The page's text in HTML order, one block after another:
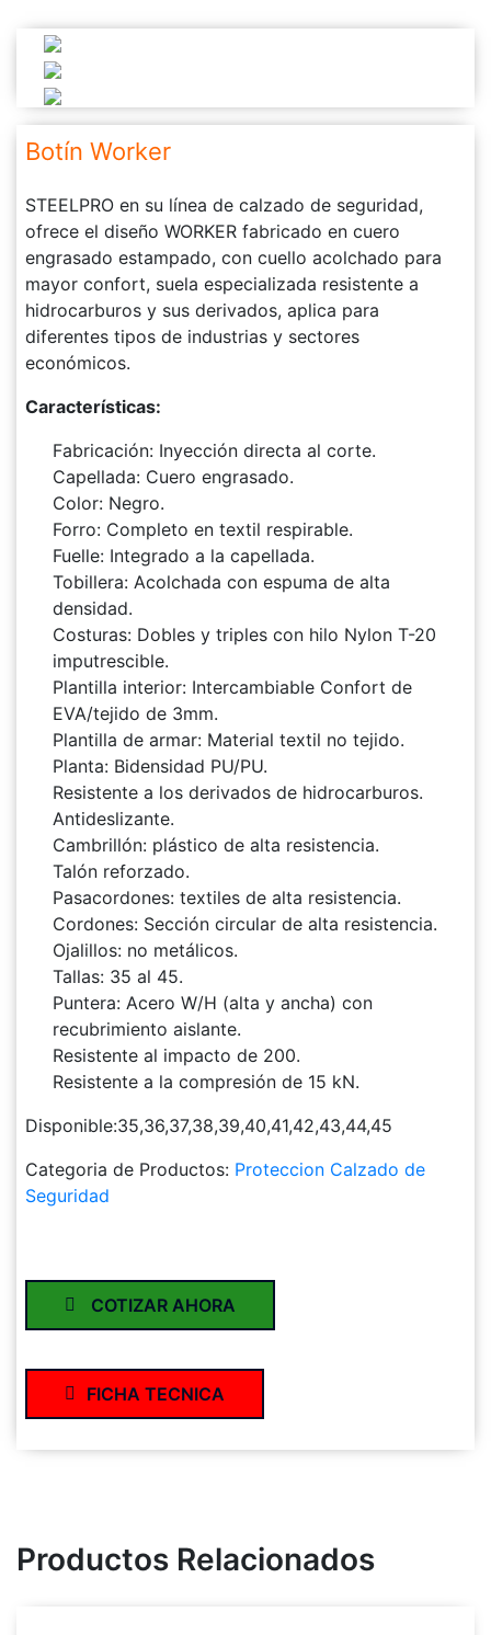
Botín Worker
STEELPRO en su línea de calzado de seguridad,
ofrece el diseño WORKER fabricado en cuero
engrasado estampado, con cuello acolchado para
mayor confort, suela especializada resistente a
hidrocarburos y sus derivados, aplica para
diferentes tipos de industrias y sectores
económicos.
Características:
Fabricación: Inyección directa al corte.
Capellada: Cuero engrasado.
Color: Negro.
Forro: Completo en textil respirable.
Fuelle: Integrado a la capellada.
Tobillera: Acolchada con espuma de alta
densidad.
Costuras: Dobles y triples con hilo Nylon T-20
imputrescible.
Plantilla interior: Intercambiable Confort de
EVA/tejido de 3mm.
Plantilla de armar: Material textil no tejido.
Planta: Bidensidad PU/PU.
Resistente a los derivados de hidrocarburos.
Antideslizante.
Cambrillón: plástico de alta resistencia.
Talón reforzado.
Pasacordones: textiles de alta resistencia.
Cordones: Sección circular de alta resistencia.
Ojalillos: no metálicos.
Tallas: 35 al 45.
Puntera: Acero W/H (alta y ancha) con
recubrimiento aislante.
Resistente al impacto de 200.
Resistente a la compresión de 15 kN.
Disponible:35,36,37,38,39,40,41,42,43,44,45
Categoria de Productos: Proteccion Calzado de
Seguridad
COTIZAR AHORA
FICHA TECNICA
Productos Relacionados